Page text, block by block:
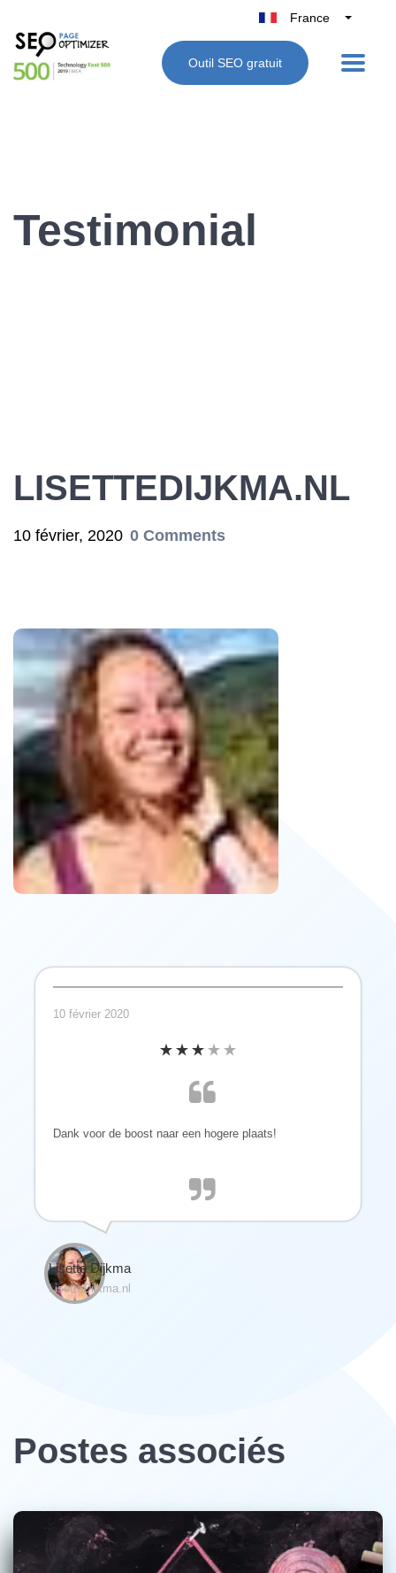
France
Belgique
België
Outil SEO gratuit
Testimonial
LISETTEDIJKMA.NL
10 février, 2020 0 Comments
10 février 2020
Dank voor de boost naar een hogere plaats!
Lisette Dijkma
LisetteDijkma.nl
Postes associés